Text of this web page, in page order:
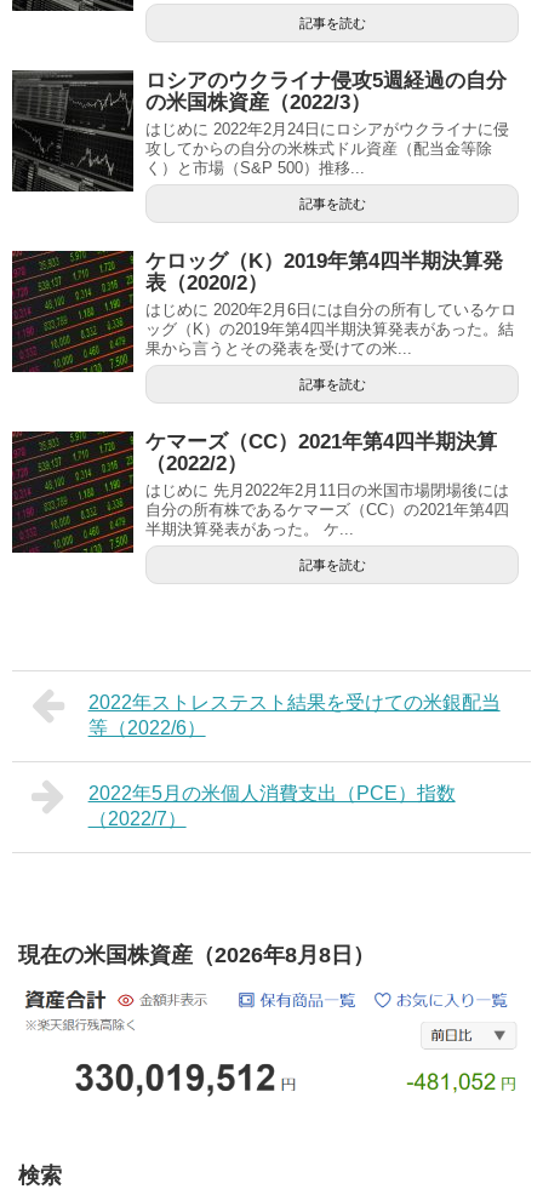
記事を読む
ロシアのウクライナ侵攻5週経過の自分
の米国株資産（2022/3）
はじめに 2022年2月24日にロシアがウクライナに侵
攻してからの自分の米株式ドル資産（配当金等除
く）と市場（S&P 500）推移...
記事を読む
ケロッグ（K）2019年第4四半期決算発
表（2020/2）
はじめに 2020年2月6日には自分の所有しているケロ
ッグ（K）の2019年第4四半期決算発表があった。結
果から言うとその発表を受けての米...
記事を読む
ケマーズ（CC）2021年第4四半期決算
（2022/2）
はじめに 先月2022年2月11日の米国市場閉場後には
自分の所有株であるケマーズ（CC）の2021年第4四
半期決算発表があった。 ケ...
記事を読む
2022年ストレステスト結果を受けての米銀配当
等（2022/6）
2022年5月の米個人消費支出（PCE）指数
（2022/7）
現在の米国株資産（2026年8月8日）
検索